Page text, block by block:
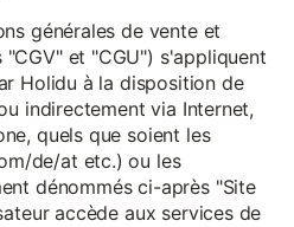
générales de vente et
et "CGU") s'appliquent
Holidu à la disposition de
indirectement via Internet,
quels que soient les
de/at etc.) ou les
dénommés ci-après "Site
accède aux services de